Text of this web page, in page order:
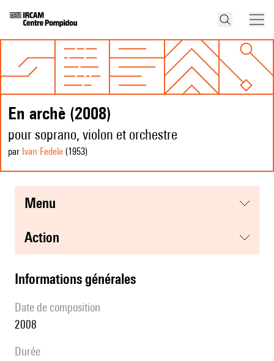
En archè (2008)
pour soprano, violon et orchestre
par Ivan Fedele (1953)
menu
action
informations générales
date de composition
2008
durée